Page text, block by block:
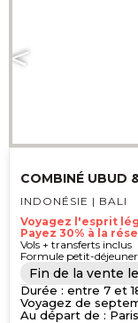
COMBINÉ UBUD
INDONÉSIE | BALI
Voyagez l'esprit
Payez 30% à la
Vols + transferts inclus
Formule petit-
Fin de la vente le
Durée : entre 7 et
Voyagez de
Au départ de :